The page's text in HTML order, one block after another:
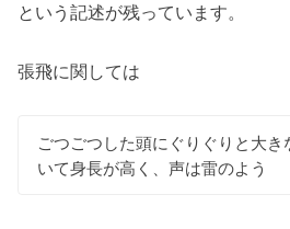
という記述が残っています。
張飛に関しては
ごつごつした頭にぐりぐりと大き
いて身長が高く、声は雷のよう